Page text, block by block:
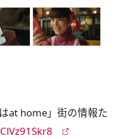
at home」街の情報た